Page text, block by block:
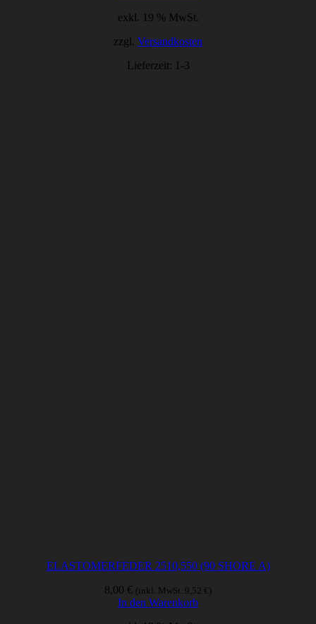
exkl. 19 % MwSt.
zzgl. Versandkosten
Lieferzeit: 1-3
ELASTOMERFEDER 2510,550 (90 SHORE A)
8,00 € (inkl. MwSt. 9,52 € )
In den Warenkorb